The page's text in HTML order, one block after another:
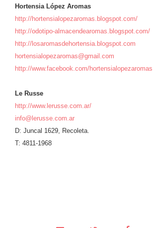
Hortensia López Aromas
http://hortensialopezaromas.blogspot.com/
http://odotipo-almacendearomas.blogspot.com/
http://losaromasdehortensia.blogspot.com
hortensialopezaromas@gmail.com
http://www.facebook.com/hortensialopezaromas
Le Russe
http://www.lerusse.com.ar/
info@lerusse.com.ar
D: Juncal 1629, Recoleta.
T: 4811-1968